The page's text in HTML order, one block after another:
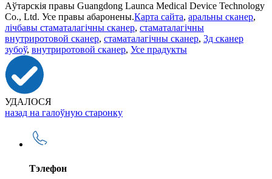
Аўтарскія правы Guangdong Launca Medical Device Technology
Co., Ltd. Усе правы абаронены.Карта сайта, аральны сканер,
лічбавы стаматалагічны сканер, стаматалагічны
внутриротовой сканер, стаматалагічны сканер, 3д сканер
зубоў, внутриротовой сканер, Усе прадукты
УДАЛОСЯ
назад на галоўную старонку
Тэлефон